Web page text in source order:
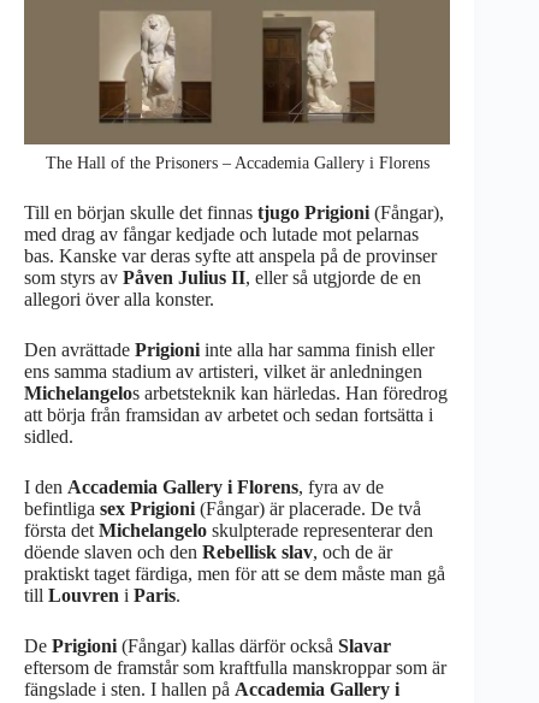
The Hall of the Prisoners – Accademia Gallery i Florens
Till en början skulle det finnas tjugo Prigioni (Fångar),
med drag av fångar kedjade och lutade mot pelarnas
bas. Kanske var deras syfte att anspela på de provinser
som styrs av Påven Julius II, eller så utgjorde de en
allegori över alla konster.
Den avrättade Prigioni inte alla har samma finish eller
ens samma stadium av artisteri, vilket är anledningen
Michelangelos arbetsteknik kan härledas. Han föredrog
att börja från framsidan av arbetet och sedan fortsätta i
sidled.
I den Accademia Gallery i Florens, fyra av de
befintliga sex Prigioni (Fångar) är placerade. De två
första det Michelangelo skulpterade representerar den
döende slaven och den Rebellisk slav, och de är
praktiskt taget färdiga, men för att se dem måste man gå
till Louvren i Paris.
De Prigioni (Fångar) kallas därför också Slavar
eftersom de framstår som kraftfulla manskroppar som är
fängslade i sten. I hallen på Accademia Gallery i